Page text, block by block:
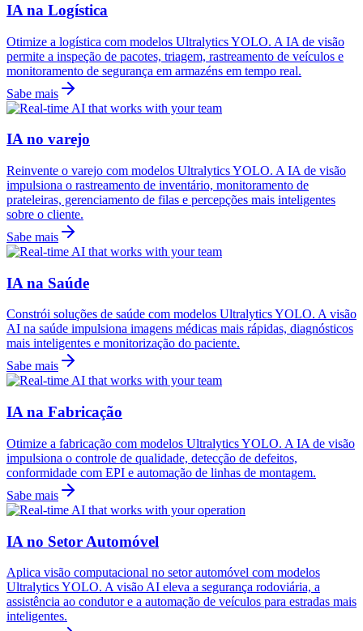
IA na Logística
Otimize a logística com modelos Ultralytics YOLO. A IA de visão
permite a inspeção de pacotes, triagem, rastreamento de veículos e
monitoramento de segurança em armazéns em tempo real.
Sabe mais
IA no varejo
Reinvente o varejo com modelos Ultralytics YOLO. A IA de visão
impulsiona o rastreamento de inventário, monitoramento de
prateleiras, gerenciamento de filas e percepções mais inteligentes
sobre o cliente.
Sabe mais
IA na Saúde
Constrói soluções de saúde com modelos Ultralytics YOLO. A visão
AI na saúde impulsiona imagens médicas mais rápidas, diagnósticos
mais inteligentes e monitorização do paciente.
Sabe mais
IA na Fabricação
Otimize a fabricação com modelos Ultralytics YOLO. A IA de visão
impulsiona o controle de qualidade, detecção de defeitos,
conformidade com EPI e automação de linhas de montagem.
Sabe mais
IA no Setor Automóvel
Aplica visão computacional no setor automóvel com modelos
Ultralytics YOLO. A visão AI eleva a segurança rodoviária, a
assistência ao condutor e a automação de veículos para estradas mais
inteligentes.